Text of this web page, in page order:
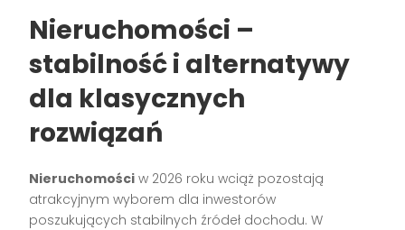
Nieruchomości –
stabilność i alternatywy
dla klasycznych
rozwiązań
Nieruchomości w 2026 roku wciąż pozostają
atrakcyjnym wyborem dla inwestorów
poszukujących stabilnych źródeł dochodu. W